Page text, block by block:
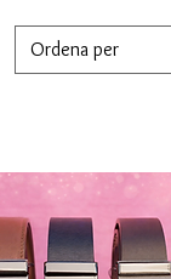
Ordena per